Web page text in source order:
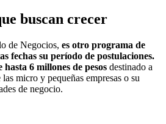
buscan crecer
de Negocios, es otro programa de
fechas su período de postulaciones.
hasta 6 millones de pesos destinado a
micro y pequeñas empresas o su
de negocio.